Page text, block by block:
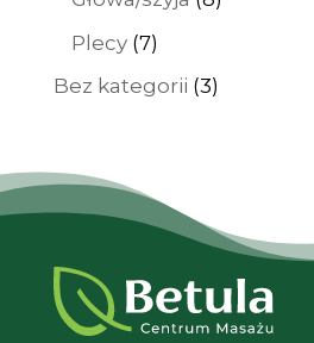
Plecy 77
produktów
Bez kategorii 33